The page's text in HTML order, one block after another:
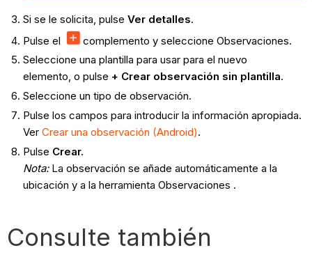
Si se le solicita, pulse Ver detalles.
Pulse el
complemento y seleccione Observaciones.
Seleccione una plantilla para usar para el nuevo
elemento, o pulse + Crear observación sin plantilla.
Seleccione un tipo de observación.
Pulse los campos para introducir la información apropiada.
Ver Crear una observación (Android).
Pulse Crear.
Nota: La observación se añade automáticamente a la
ubicación y a la herramienta Observaciones .
Consulte también